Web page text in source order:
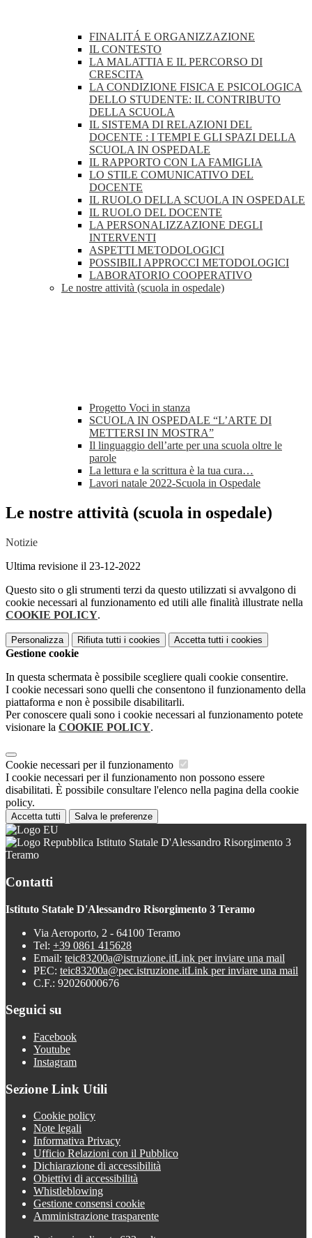
FINALITÁ E ORGANIZZAZIONE
IL CONTESTO
LA MALATTIA E IL PERCORSO DI
CRESCITA
LA CONDIZIONE FISICA E PSICOLOGICA
DELLO STUDENTE: IL CONTRIBUTO
DELLA SCUOLA
IL SISTEMA DI RELAZIONI DEL
DOCENTE : I TEMPI E GLI SPAZI DELLA
SCUOLA IN OSPEDALE
IL RAPPORTO CON LA FAMIGLIA
LO STILE COMUNICATIVO DEL
DOCENTE
IL RUOLO DELLA SCUOLA IN OSPEDALE
IL RUOLO DEL DOCENTE
LA PERSONALIZZAZIONE DEGLI
INTERVENTI
ASPETTI METODOLOGICI
POSSIBILI APPROCCI METODOLOGICI
LABORATORIO COOPERATIVO
Le nostre attività (scuola in ospedale)
Progetto Voci in stanza
SCUOLA IN OSPEDALE “L’ARTE DI
METTERSI IN MOSTRA”
Il linguaggio dell’arte per una scuola oltre le
parole
La lettura e la scrittura è la tua cura…
Lavori natale 2022-Scuola in Ospedale
Le nostre attività (scuola in ospedale)
Notizie
Ultima revisione il 23-12-2022
Questo sito o gli strumenti terzi da questo utilizzati si avvalgono di
cookie necessari al funzionamento ed utili alle finalità illustrate nella
COOKIE POLICY.
Personalizza Rifiuta tutti i cookies Accetta tutti i cookies
Gestione cookie
In questa schermata è possibile scegliere quali cookie consentire.
I cookie necessari sono quelli che consentono il funzionamento della
piattaforma e non è possibile disabilitarli.
Per conoscere quali sono i cookie necessari al funzionamento potete
visionare la COOKIE POLICY.
Cookie necessari per il funzionamento
I cookie necessari per il funzionamento non possono essere
disabilitati. È possibile consultare l'elenco nella pagina della cookie
policy.
Accetta tutti Salva le preferenze
Istituto Statale D'Alessandro Risorgimento 3
Teramo
Contatti
Istituto Statale D'Alessandro Risorgimento 3 Teramo
Via Aeroporto, 2 - 64100 Teramo
Tel: +39 0861 415628
Email: teic83200a@istruzione.itLink per inviare una mail
PEC: teic83200a@pec.istruzione.itLink per inviare una mail
C.F.: 92026000676
Seguici su
Facebook
Youtube
Instagram
Sezione Link Utili
Cookie policy
Note legali
Informativa Privacy
Ufficio Relazioni con il Pubblico
Dichiarazione di accessibilità
Obiettivi di accessibilità
Whistleblowing
Gestione consensi cookie
Amministrazione trasparente